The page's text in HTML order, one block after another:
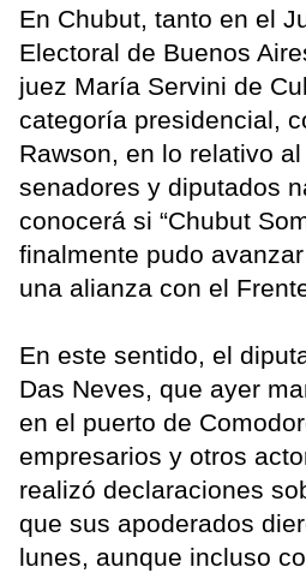
En Chubut, tanto en el
Electoral de Buenos
juez María Servini de
categoría presidencial,
Rawson, en lo relativo
senadores y diputados
conocerá si “Chubut
finalmente pudo
una alianza con el
En este sentido, el
Das Neves, que ayer
en el puerto de
empresarios y otros
realizó declaraciones
que sus apoderados
lunes, aunque incluso